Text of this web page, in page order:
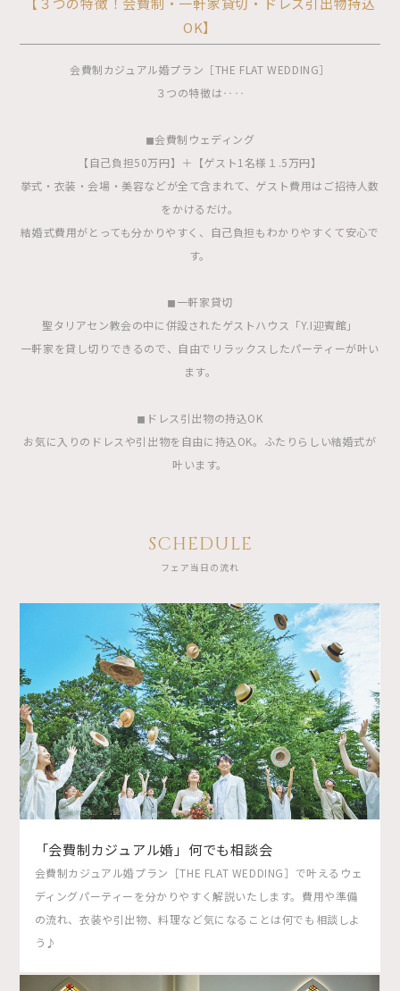
OK】
会費制カジュアル婚プラン［THE FLAT WEDDING］
３つの特徴は‥‥
◼︎会費制ウェディング
【自己負担50万円】＋【ゲスト1名様１.5万円】
挙式・衣装・会場・美容などが全て含まれて、ゲスト費用はご招待人数
をかけるだけ。
結婚式費用がとっても分かりやすく、自己負担もわかりやすくて安心で
す。
◼︎一軒家貸切
聖タリアセン教会の中に併設されたゲストハウス「Y.I迎賓館」
一軒家を貸し切りできるので、自由でリラックスしたパーティーが叶い
ます。
◼︎ドレス引出物の持込OK
お気に入りのドレスや引出物を自由に持込OK。ふたりらしい結婚式が
叶います。
SCHEDULE
フェア当日の流れ
「会費制カジュアル婚」何でも相談会
会費制カジュアル婚プラン［THE FLAT WEDDING］で叶えるウェ
ディングパーティーを分かりやすく解説いたします。費用や準備
の流れ、衣装や引出物、料理など気になることは何でも相談しよ
う♪